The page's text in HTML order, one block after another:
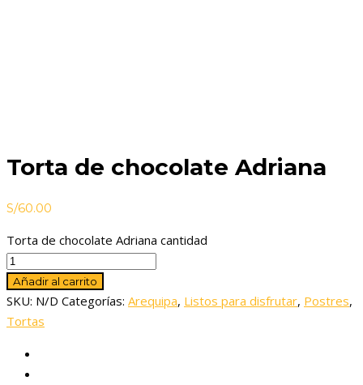
Torta de chocolate Adriana
S/60.00
Torta de chocolate Adriana cantidad
Añadir al carrito
SKU: N/D Categorías: Arequipa, Listos para disfrutar, Postres,
Tortas